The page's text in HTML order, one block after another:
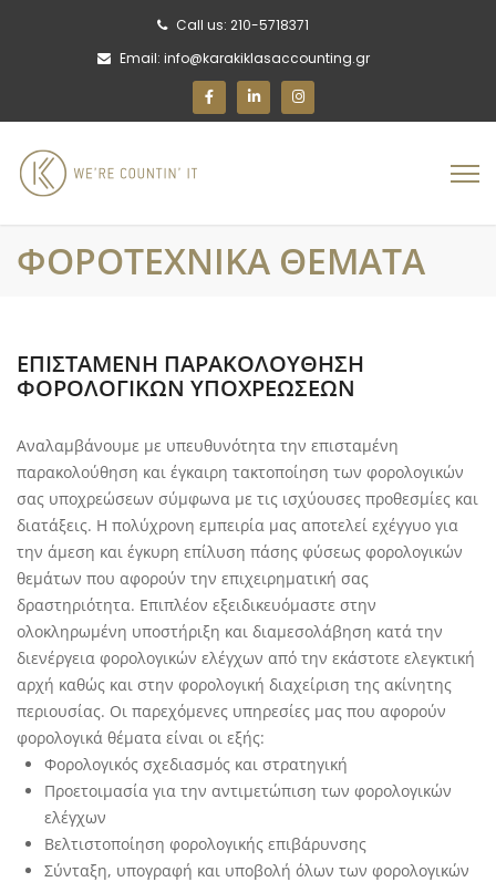
Call us: 210-5718371
Email: info@karakiklasaccounting.gr
ΦΟΡΟΤΕΧΝΙΚΑ ΘΕΜΑΤΑ
ΕΠΙΣΤΑΜΕΝΗ ΠΑΡΑΚΟΛΟΥΘΗΣΗ
ΦΟΡΟΛΟΓΙΚΩΝ ΥΠΟΧΡΕΩΣΕΩΝ
Αναλαμβάνουμε με υπευθυνότητα την επισταμένη
παρακολούθηση και έγκαιρη τακτοποίηση των φορολογικών
σας υποχρεώσεων σύμφωνα με τις ισχύουσες προθεσμίες και
διατάξεις. Η πολύχρονη εμπειρία μας αποτελεί εχέγγυο για
την άμεση και έγκυρη επίλυση πάσης φύσεως φορολογικών
θεμάτων που αφορούν την επιχειρηματική σας
δραστηριότητα. Επιπλέον εξειδικευόμαστε στην
ολοκληρωμένη υποστήριξη και διαμεσολάβηση κατά την
διενέργεια φορολογικών ελέγχων από την εκάστοτε ελεγκτική
αρχή καθώς και στην φορολογική διαχείριση της ακίνητης
περιουσίας. Οι παρεχόμενες υπηρεσίες μας που αφορούν
φορολογικά θέματα είναι οι εξής:
Φορολογικός σχεδιασμός και στρατηγική
Προετοιμασία για την αντιμετώπιση των φορολογικών
ελέγχων
Βελτιστοποίηση φορολογικής επιβάρυνσης
Σύνταξη, υπογραφή και υποβολή όλων των φορολογικών